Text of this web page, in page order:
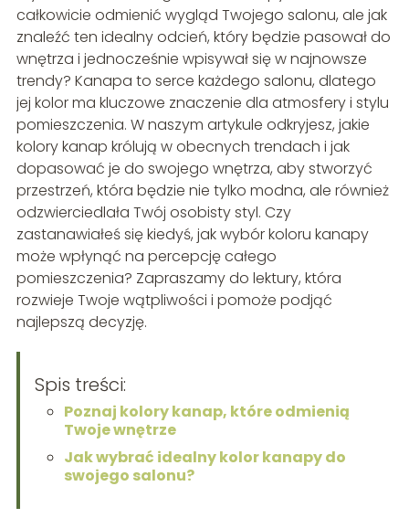
całkowicie odmienić wygląd Twojego salonu, ale jak
znaleźć ten idealny odcień, który będzie pasował do
wnętrza i jednocześnie wpisywał się w najnowsze
trendy? Kanapa to serce każdego salonu, dlatego
jej kolor ma kluczowe znaczenie dla atmosfery i stylu
pomieszczenia. W naszym artykule odkryjesz, jakie
kolory kanap królują w obecnych trendach i jak
dopasować je do swojego wnętrza, aby stworzyć
przestrzeń, która będzie nie tylko modna, ale również
odzwierciedlała Twój osobisty styl. Czy
zastanawiałeś się kiedyś, jak wybór koloru kanapy
może wpłynąć na percepcję całego
pomieszczenia? Zapraszamy do lektury, która
rozwieje Twoje wątpliwości i pomoże podjąć
najlepszą decyzję.
Spis treści:
Poznaj kolory kanap, które odmienią
Twoje wnętrze
Jak wybrać idealny kolor kanapy do
swojego salonu?